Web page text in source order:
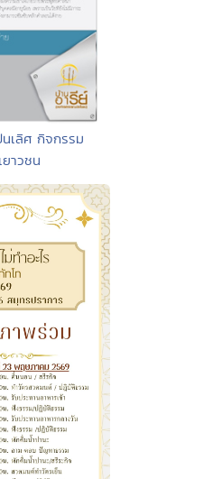
เลิศ กิจกรรม
าวชน